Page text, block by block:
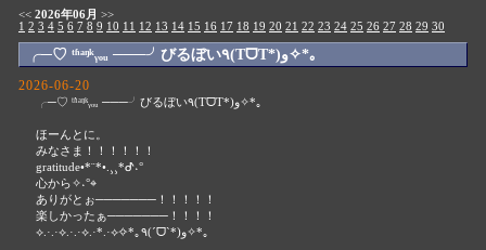
<< 2026年06月 >>
1 2 3 4 5 6 7 8 9 10 11 12 13 14 15 16 17 18 19 20 21 22 23 24 25 26 27 28 29 30
╭─♡ ᵗʱᵃᵑᵏᵧₒᵤ ───╯びるぼい٩(TᗜT*)و✧*｡
2026-06-20
╭─♡ ᵗʱᵃᵑᵏᵧₒᵤ ───╯びるぼい٩(TᗜT*)و✧*｡
ほーんとに。
みなさま！！！！！！
gratitude•*¨*•.¸¸*ᕷ˖°
心から✧˖°⌖
ありがとぉ───────！！！！！
楽しかったぁ───────！！！！
⟡.·.·⟡.·.·⟡.·*.·⟡✧*｡٩(ˊᗜˋ*)و✧*｡